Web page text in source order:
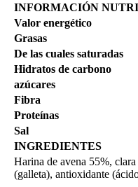
INFORMACIÓN
Valor energético
Grasas
De las cuales saturadas
Hidratos de carbono
azúcares
Fibra
Proteínas
Sal
INGREDIENTES
Harina de avena 55%,
(galleta), antioxidante